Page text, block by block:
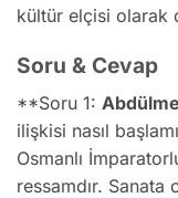
kültür elçisi olarak
Soru & Cevap
**Soru 1:
ilişkisi nasıl
Osmanlı
ressamdır. Sanata